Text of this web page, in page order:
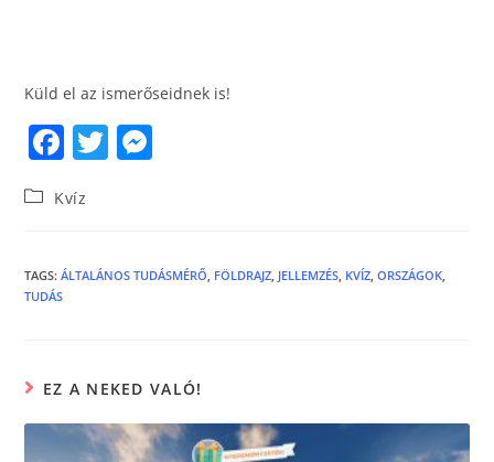
Küld el az ismerőseidnek is!
F
c
b
k
T
n
Kvíz
TAGS:ÁLTALÁNOS TUDÁSMÉRŐ, FÖLDRAJZ, JELLEMZÉS, KVÍZ, ORSZÁGOK,
TUDÁS
EZ A NEKED VALÓ!